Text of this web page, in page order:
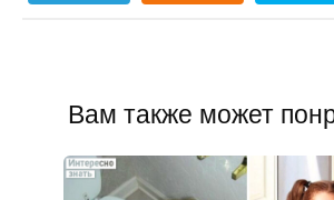
Вам также может